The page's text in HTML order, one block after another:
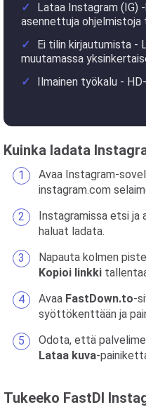
Lataa Instagram (IG)
asennettuja ohjelmistoja
Ei tilin kirjautumista -
muutamassa
Ilmainen työkalu -
Kuinka ladata
Avaa Instagram-
instagram.com
Instagramissa etsi ja
haluat ladata.
Napauta kolmen
Kopioi linkki
Avaa FastDown.to-
syöttökenttään ja
Odota, että
Lataa kuva-
Tukeeko FastDl